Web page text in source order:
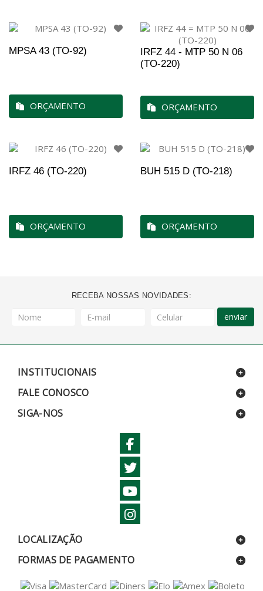
MPSA 43 (TO-92)
ORÇAMENTO
IRFZ 44 - MTP 50 N 06
(TO-220)
ORÇAMENTO
IRFZ 46 (TO-220)
ORÇAMENTO
BUH 515 D (TO-218)
ORÇAMENTO
RECEBA NOSSAS NOVIDADES:
enviar
INSTITUCIONAIS
FALE CONOSCO
SIGA-NOS
LOCALIZAÇÃO
FORMAS DE PAGAMENTO